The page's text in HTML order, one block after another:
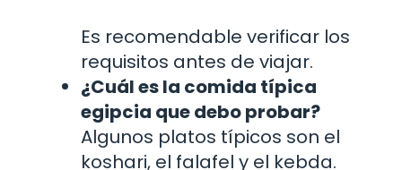
Es recomendable verificar los
requisitos antes de viajar.
¿Cuál es la comida típica
egipcia que debo probar?
Algunos platos típicos son el
koshari, el falafel y el kebda.